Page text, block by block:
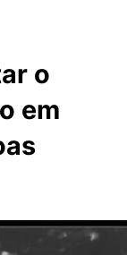
o
em